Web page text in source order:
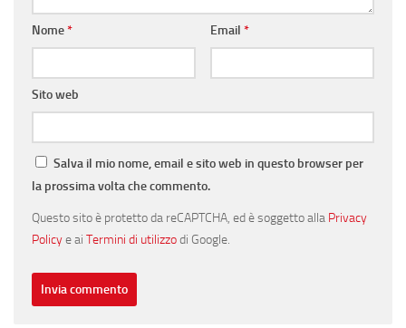
Nome* Email *
Sito web
Salva il mio nome, email e sito web in questo browser per
la prossima volta che commento.
Questo sito è protetto da reCAPTCHA, ed è soggetto alla Privacy
Policye ai Termini di utilizzodi Google.